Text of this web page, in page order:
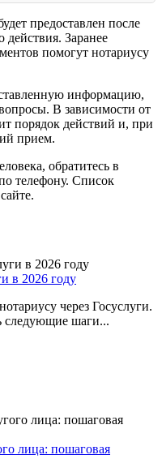
предоставлен после
действия. Заранее
помогут нотариусу
информацию,
В зависимости от
порядок действий и, при
прием.
обратитесь в
телефону. Список
в 2026 году
через Госуслуги.
следующие шаги...
лица: пошаговая